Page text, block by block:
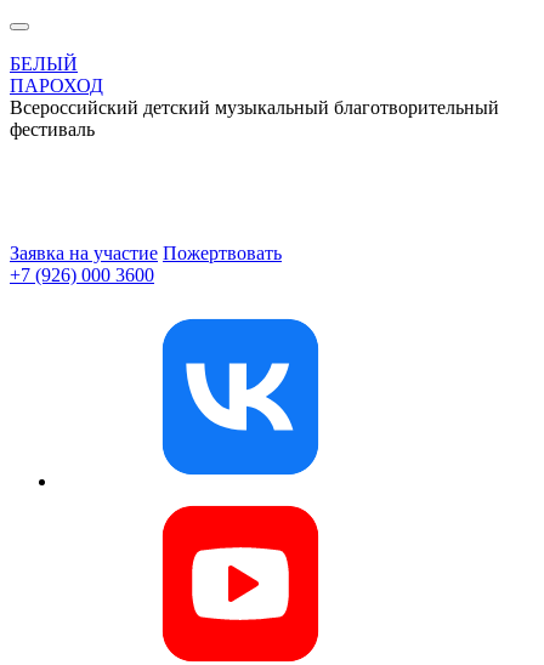
БЕЛЫЙ
ПАРОХОД
Всероссийский детский музыкальный благотворительный
фестиваль
Заявка на участие Пожертвовать
+7 (926) 000 3600